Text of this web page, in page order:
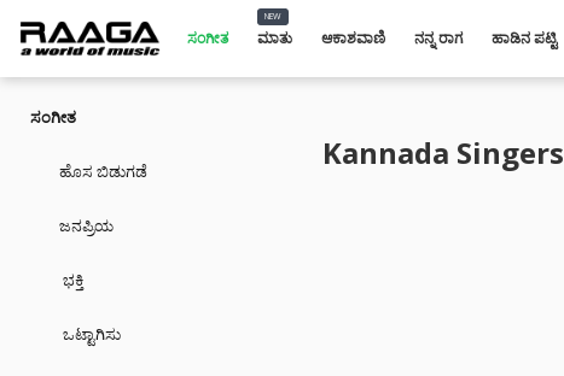
ಸಂಗೀತ
NEW
ಮಾತು ಆಕಾಶವಾಣಿ ನನ್ನ ರಾಗ ಹಾಡಿನ ಪಟ್ಟಿ
ಸಂಗೀತ
ಹೊಸ ಬಿಡುಗಡೆ
ಜನಪ್ರಿಯ
ಭಕ್ತಿ
ಒಟ್ಟಾಗಿಸು
Kannada Singers